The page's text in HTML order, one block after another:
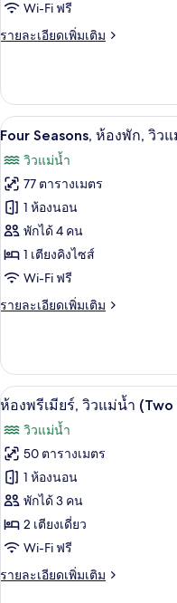
Seasons,
ห้อง
ลี่
Wi-Fi ฟรี
รายละเอียดเพิ่มเติม
ราย
เกี่ยว
กับ
Four
ห้อง
แฟ
ลี่
เปิด
ภาพถ่าย
ทั้งหมด
ของ
Four
Seasons,
ห้อง
พัก,
5
Four Seasons, ห้องพัก, วิว
วิวแม่น้ำ
77 ตารางเมตร
1 ห้องนอน
พักได้ 4 คน
1 เตียงคิงไซส์
Wi-Fi ฟรี
รายละเอียดเพิ่มเติม
ราย
เกี่ยว
กับ
Four
ห้อง
พัก,
วิว
แม่น้ำ
เปิด
ภาพถ่าย
ทั้งหมด
ของ
ห้อง
พรีเมียร์,
วิว
แม่น้ำ
6
ห้องพรีเมียร์, วิวแม่น้ำ (Two
วิวแม่น้ำ
50 ตารางเมตร
1 ห้องนอน
พักได้ 3 คน
2 เตียงเดี่ยว
Wi-Fi ฟรี
รายละเอียดเพิ่มเติม
ราย